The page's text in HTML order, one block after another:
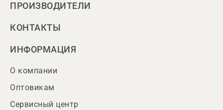
ПРОИЗВОДИТЕЛИ
КОНТАКТЫ
ИНФОРМАЦИЯ
О компании
Оптовикам
Сервисный центр